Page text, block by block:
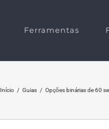
Ferramentas
Início / Guias / Opções binárias de 60